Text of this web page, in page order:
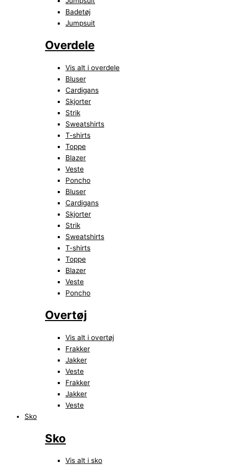
Badetøj
Jumpsuit
Overdele
Vis alt i overdele
Bluser
Cardigans
Skjorter
Strik
Sweatshirts
T-shirts
Toppe
Blazer
Veste
Poncho
Bluser
Cardigans
Skjorter
Strik
Sweatshirts
T-shirts
Toppe
Blazer
Veste
Poncho
Overtøj
Vis alt i overtøj
Frakker
Jakker
Veste
Frakker
Jakker
Veste
Sko
Sko
Vis alt i sko